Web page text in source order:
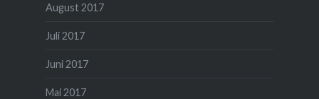
August 2017
Juli 2017
Juni 2017
Mai 2017